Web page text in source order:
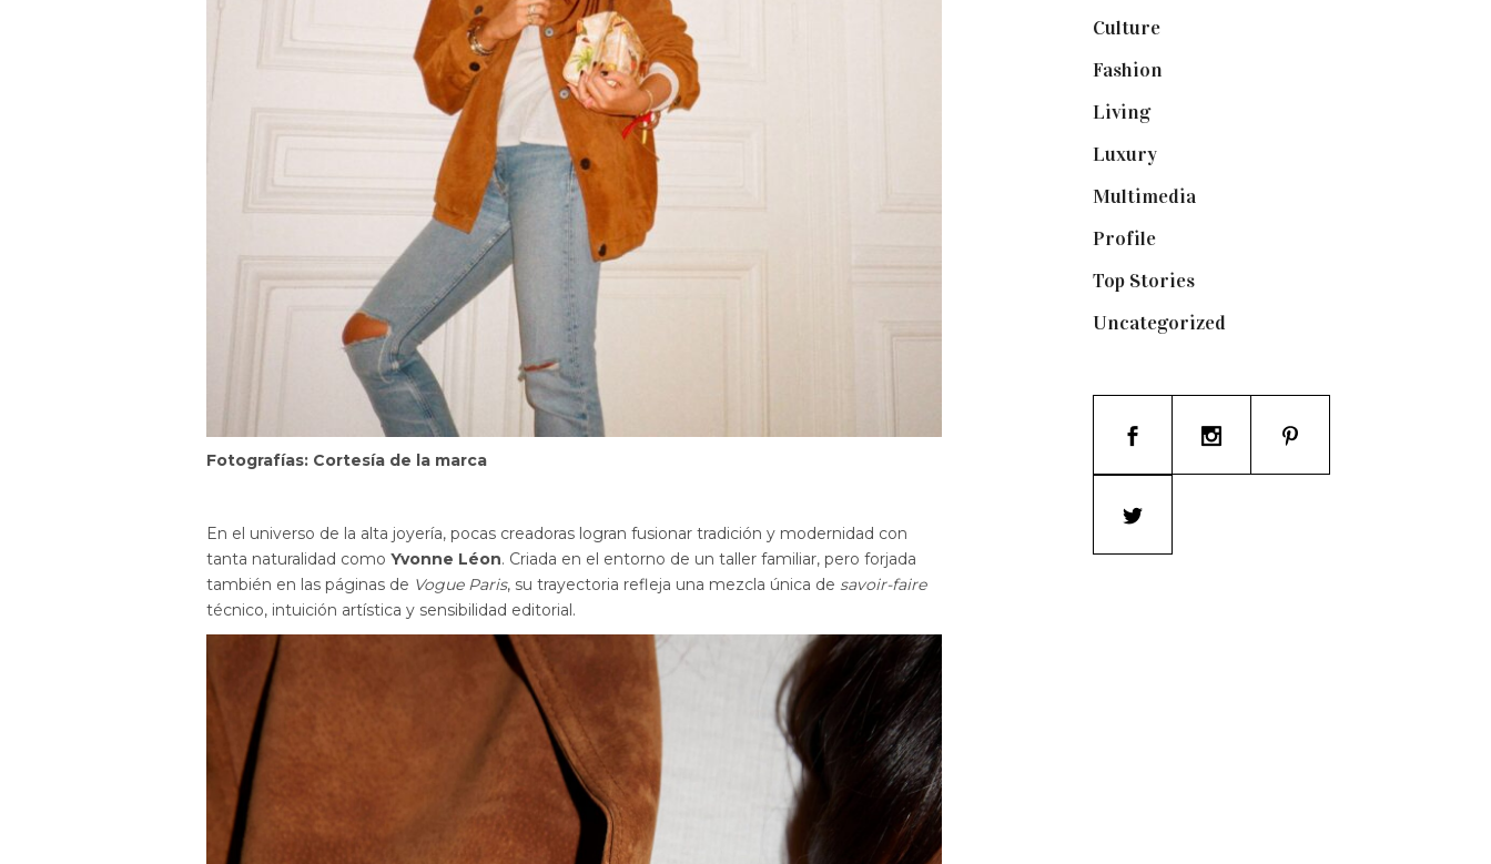
Fotografías: Cortesía de la marca
En el universo de la alta joyería, pocas creadoras logran fusionar tradición y modernidad con
tanta naturalidad comoYvonne Léon. Criada en el entorno de un taller familiar, pero forjada
también en las páginas de Vogue Paris, su trayectoria refleja una mezcla única de savoir-faire
técnico, intuición artística y sensibilidad editorial.
Culture(132)
Fashion
Living(337)
Luxury(664)
Multimedia(10)
Profile(8)
Top Stories(123)
Uncategorized